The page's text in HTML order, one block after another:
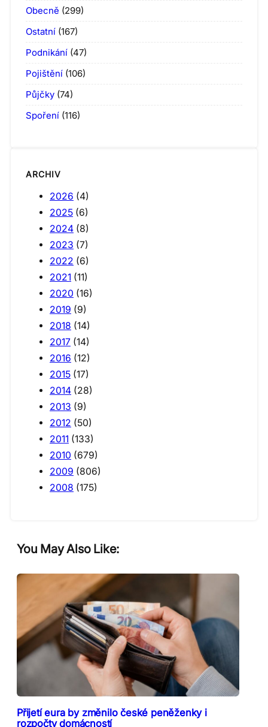
Obecně (299)
Ostatní (167)
Podnikání (47)
Pojištění (106)
Půjčky (74)
Spoření (116)
ARCHIV
2026 (4)
2025 (6)
2024 (8)
2023 (7)
2022 (6)
2021 (11)
2020 (16)
2019 (9)
2018 (14)
2017 (14)
2016 (12)
2015 (17)
2014 (28)
2013 (9)
2012 (50)
2011 (133)
2010 (679)
2009 (806)
2008 (175)
You May Also Like:
Přijetí eura by změnilo české peněženky i
rozpočty domácností